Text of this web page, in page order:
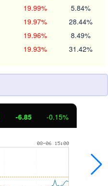
19.99% 5.84%
19.97% 28.44%
19.96% 8.49%
19.93% 31.42%
-6.85 -0.15%